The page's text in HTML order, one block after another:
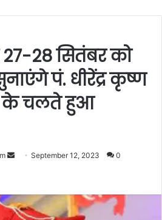
28 सितंबर को
पं. धीरेंद्र कृष्ण
के चलते हुआ
Send September 12, 2023 0